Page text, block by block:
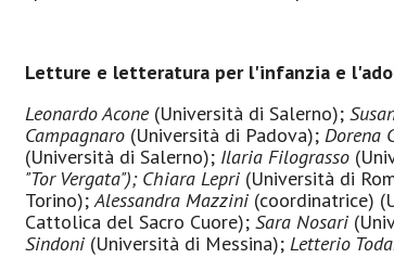
Letture e letteratura per l'infanzia e
Leonardo Acone(Università di Salerno);
Campagnaro (Università di Padova); Dorena
(Università di Salerno); Ilaria Filograsso
"Tor Vergata"); Chiara Lepri (Università di
Torino);Alessandra Mazzini (coordinatrice)
Cattolica del Sacro Cuore); Sara Nosari
Sindoni (Università di Messina); Letterio